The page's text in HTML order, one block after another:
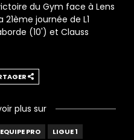
du Gym face à Lens
journée de L1
(10') et Clauss
plus sur
EQUIPE PRO LIGUE 1